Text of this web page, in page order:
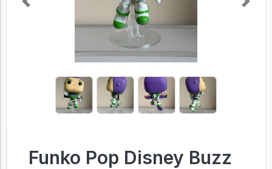
Previous Next
Funko Pop Disney Buzz